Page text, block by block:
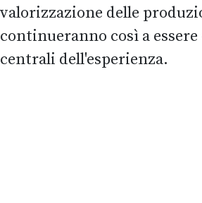
valorizzazione delle
continueranno così a
centrali dell'esperienza.